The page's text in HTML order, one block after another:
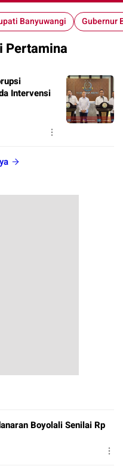
Banyuwangi Gubernur
Pertamina
Intervensi
Boyolali Senilai Rp